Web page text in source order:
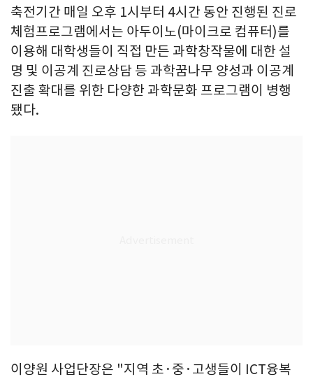
축전기간 매일 오후 1시부터 4시간 동안 진행된 진로
체험프로그램에서는 아두이노(마이크로 컴퓨터)를
이용해 대학생들이 직접 만든 과학창작물에 대한 설
명 및 이공계 진로상담 등 과학꿈나무 양성과 이공계
진출 확대를 위한 다양한 과학문화 프로그램이 병행
됐다.
이양원 사업단장은 "지역 초·중·고생들이 ICT융복